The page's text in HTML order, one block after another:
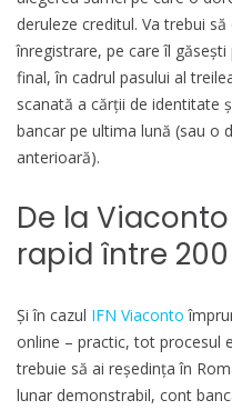
deruleze creditul. Va trebui
înregistrare, pe care îl găseşti
final, în cadrul pasului al
scanată a cărții de identitate
bancar pe ultima lună (sau o
anterioară).
De la
rapid între
Şi în cazul IFN Viaconto
online – practic, tot procesul
trebuie să ai reședința în
lunar demonstrabil, cont